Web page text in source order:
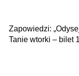
Zapowiedzi:
Tanie wtorki – bilet